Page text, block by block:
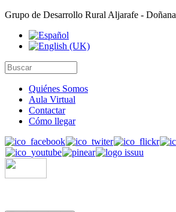
Grupo de Desarrollo Rural Aljarafe - Doñana
Quiénes Somos
Aula Virtual
Contactar
Cómo llegar